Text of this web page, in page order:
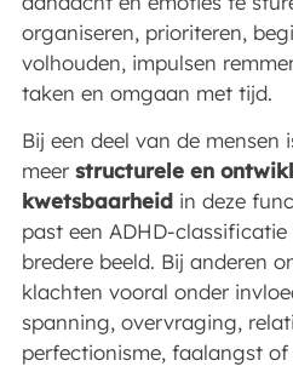
organiseren, prioriteren,
volhouden, impulsen
taken en omgaan met tijd.
Bij een deel van de mensen
meer structurele en
kwetsbaarheidin deze
past een ADHD-
bredere beeld. Bij anderen
klachten vooral onder
spanning, overvraging,
perfectionisme, faalangst